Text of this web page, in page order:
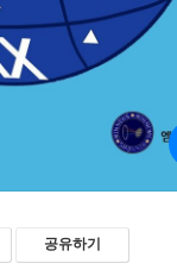
공유하기